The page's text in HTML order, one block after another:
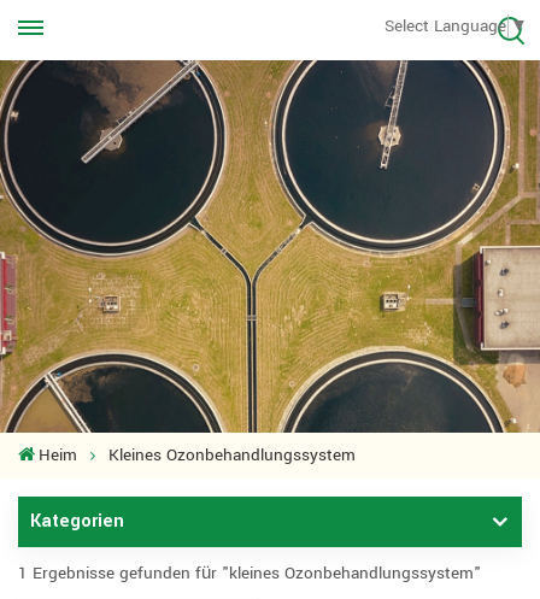
Select Language▼
Heim Kleines Ozonbehandlungssystem
Kategorien
1 Ergebnisse gefunden für "kleines Ozonbehandlungssystem"